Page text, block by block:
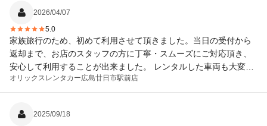
2026/04/07
5.0
家族旅行のため、初めて利用させて頂きました。当日の受付から
返却まで、お店のスタッフの方に丁寧・スムーズにご対応頂き、
安心して利用することが出来ました。 レンタルした車両も大変綺
麗で快適に移動でき、大満足です。また機会があれば利用させて
頂きます。この度はありがとうございました。
オリックスレンタカー広島廿日市駅前店
2025/09/18